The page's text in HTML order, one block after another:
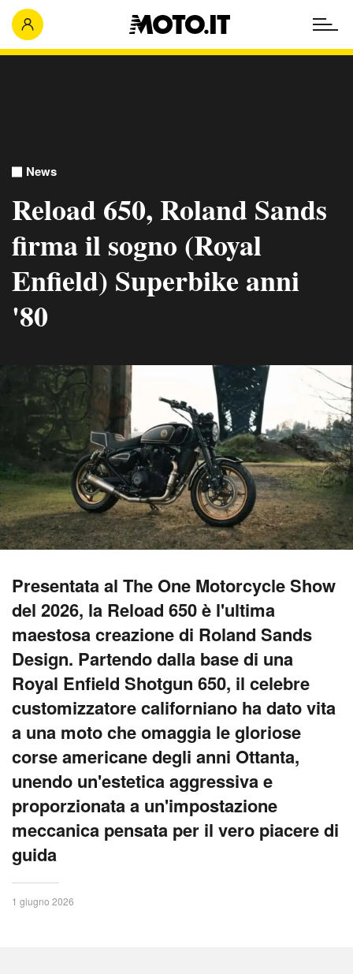
News
Reload 650, Roland Sands
firma il sogno (Royal
Enfield) Superbike anni
'80
Presentata al The One Motorcycle Show
del 2026, la Reload 650 è l'ultima
maestosa creazione di Roland Sands
Design. Partendo dalla base di una
Royal Enfield Shotgun 650, il celebre
customizzatore californiano ha dato vita
a una moto che omaggia le gloriose
corse americane degli anni Ottanta,
unendo un'estetica aggressiva e
proporzionata a un'impostazione
meccanica pensata per il vero piacere di
guida
1 giugno 2026